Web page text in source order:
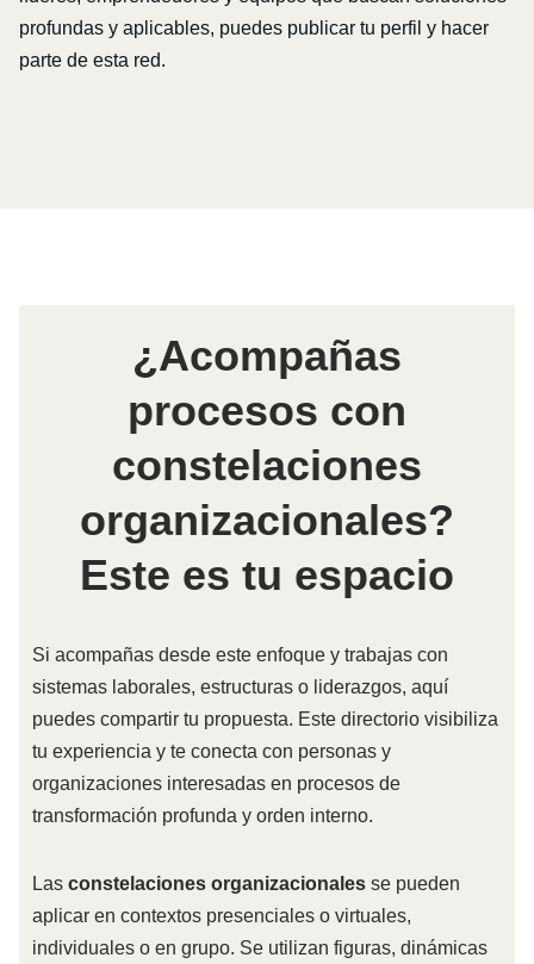
profundas y aplicables, puedes publicar tu perfil y hacer
parte de esta red.
¿Acompañas
procesos con
constelaciones
organizacionales?
Este es tu espacio
Si acompañas desde este enfoque y trabajas con
sistemas laborales, estructuras o liderazgos, aquí
puedes compartir tu propuesta. Este directorio visibiliza
tu experiencia y te conecta con personas y
organizaciones interesadas en procesos de
transformación profunda y orden interno.
Las constelaciones organizacionalesse pueden
aplicar en contextos presenciales o virtuales,
individuales o en grupo. Se utilizan figuras, dinámicas